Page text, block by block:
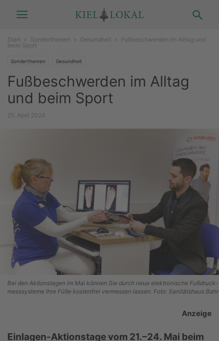
Start Sonderthemen Gesundheit
Fußbeschwerden im Alltag und
beim Sport
Sonderthemen Gesundheit
Fußbeschwerden im Alltag
und beim Sport
25. April 2024
Bei den Aktionstagen im Mai können Sie durch neue elektronische Fußdruck-
messsysteme Ihre Füße kostenfrei vermessen lassen. Foto: Sanitätshaus Bahr
Anzeige
Einlagen-Aktionstage vom 21.–24. Mai beim